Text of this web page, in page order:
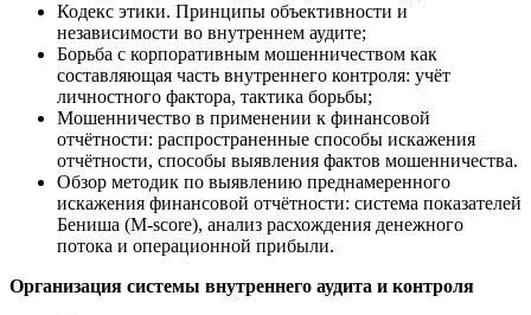
Кодекс этики. Принципы объективности и
независимости во внутреннем аудите;
Борьба с корпоративным мошенничеством как
составляющая часть внутреннего контроля: учёт
личностного фактора, тактика борьбы;
Мошенничество в применении к финансовой
отчётности: распространенные способы искажения
отчётности, способы выявления фактов мошенничества.
Обзор методик по выявлению преднамеренного
искажения финансовой отчётности: система показателей
Бениша (M-score), анализ расхождения денежного
потока и операционной прибыли.
Организация системы внутреннего аудита и контроля